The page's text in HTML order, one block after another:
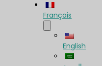
Français
English